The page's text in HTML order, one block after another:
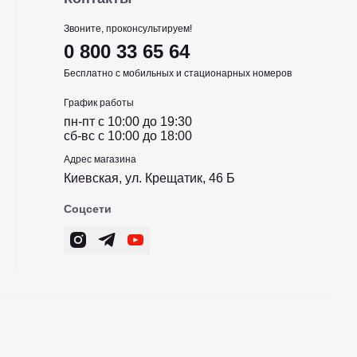
Звоните, проконсультируем!
0 800 33 65 64
Бесплатно с мобильных и стационарных номеров
График работы
пн-пт c 10:00 до 19:30
сб-вс c 10:00 до 18:00
Адрес магазина
Киевская, ул. Крещатик, 46 Б
Соцсети